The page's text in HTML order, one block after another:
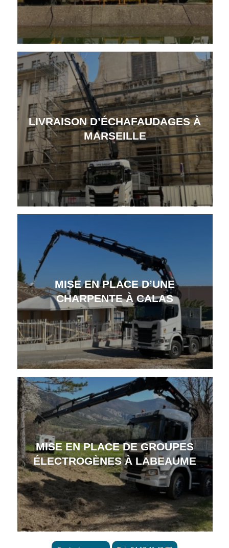
LIVRAISON D’ÉCHAFAUDAGES À
MARSEILLE
MISE EN PLACE D’UNE
CHARPENTE À CALAS
MISE EN PLACE DE GROUPES
ÉLECTROGÈNES À LABEAUME